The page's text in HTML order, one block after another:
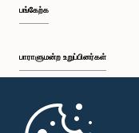
பங்கேற்க
பாராளுமன்ற உறுப்பினர்கள்
முதற்பக்கம்